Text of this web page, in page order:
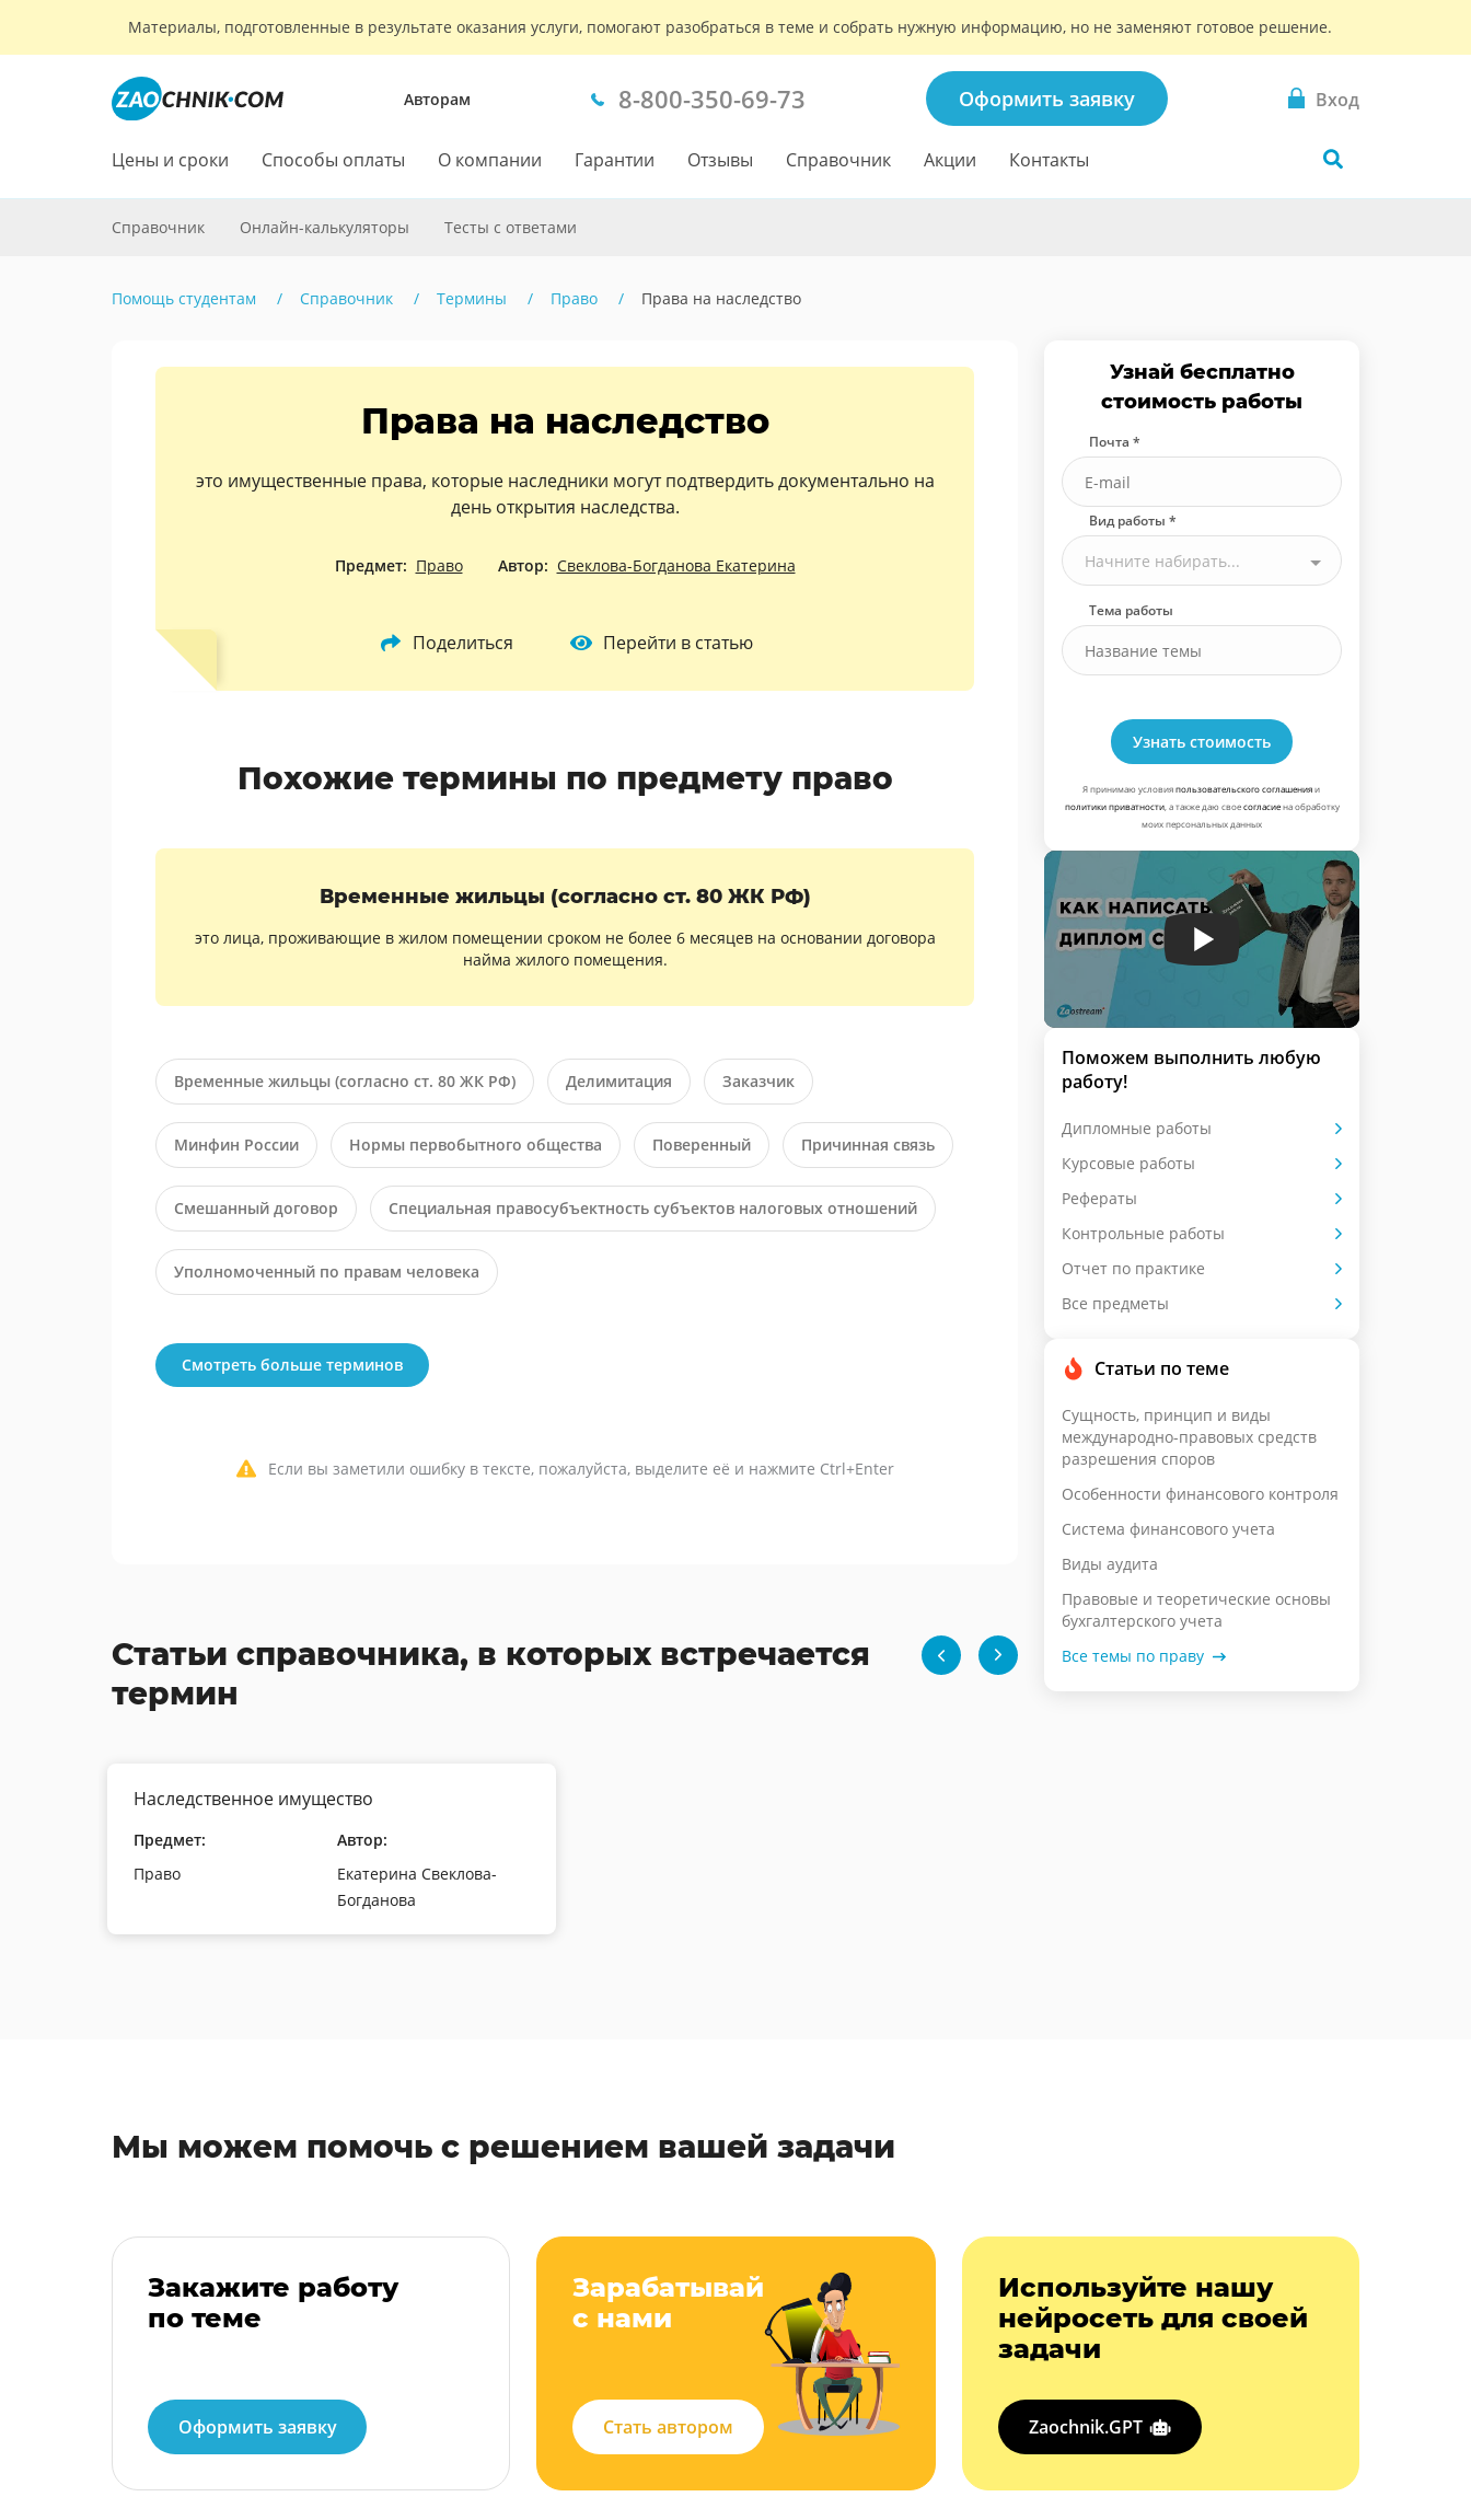
Материалы, подготовленные в результате оказания услуги, помогают разобраться в теме и собрать нужную информацию, но не заменяют готовое решение.
Авторам 8-800-350-69-73 Оформить заявку Вход
Цены и сроки Способы оплаты О компании Гарантии Отзывы Справочник Акции Контакты
Справочник Онлайн-калькуляторы Тесты с ответами
Помощь студентам Справочник Термины Право Права на наследство
Права на наследство
это имущественные права, которые наследники могут подтвердить документально на
день открытия наследства.
Предмет: Право Автор: Свеклова-Богданова Екатерина
Поделиться Перейти в статью
Похожие термины по предмету право
Временные жильцы (согласно ст. 80 ЖК РФ)
это лица, проживающие в жилом помещении сроком не более 6 месяцев на основании договора
найма жилого помещения.
Временные жильцы (согласно ст. 80 ЖК РФ) Делимитация Заказчик
Минфин России Нормы первобытного общества Поверенный Причинная связь
Смешанный договор Специальная правосубъектность субъектов налоговых отношений
Уполномоченный по правам человека
Смотреть больше терминов
Если вы заметили ошибку в тексте, пожалуйста, выделите её и нажмите Ctrl+Enter
Статьи справочника, в которых встречается
термин
Наследственное имущество
Предмет:
Право
Автор:
Екатерина Свеклова-
Богданова
Узнай бесплатно
стоимость работы
Почта *
Вид работы *
Начните набирать...
Тема работы
Узнать стоимость
Я принимаю условияпользовательского соглашенияи
политики приватности, а также даю своесогласиена обработку
моих персональных данных
Поможем выполнить любую
работу!
Дипломные работы
Курсовые работы
Рефераты
Контрольные работы
Отчет по практике
Все предметы
Статьи по теме
Сущность, принцип и виды
международно-правовых средств
разрешения споров
Особенности финансового контроля
Система финансового учета
Виды аудита
Правовые и теоретические основы
бухгалтерского учета
Все темы по праву
Мы можем помочь с решением вашей задачи
Закажите работу
по теме
Оформить заявку
Зарабатывай
с нами
Стать автором
Используйте нашу
нейросеть для своей
задачи
Zaochnik.GPT